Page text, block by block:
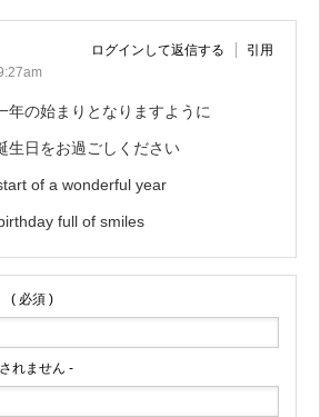
ログインして返信する 引用
年の始まりとなりますように
生日をお過ごしください
of a wonderful year
full of smiles
( 必須 )
れません -